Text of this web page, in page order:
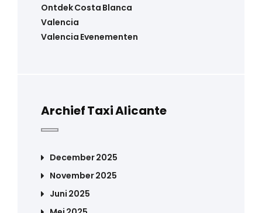
Ontdek Costa Blanca
Valencia
Valencia Evenementen
Archief Taxi Alicante
December 2025
November 2025
Juni 2025